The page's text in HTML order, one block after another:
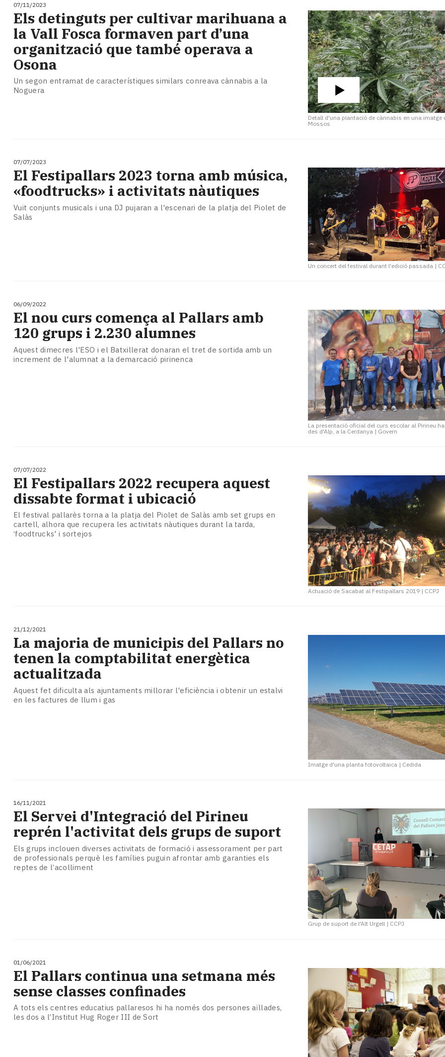
07/11/2023
Detall d'una plantació de cànnabis en una imatge
Mossos
Els detinguts per cultivar marihuana a
la Vall Fosca formaven part d’una
organització que també operava a
Osona
Un segon entramat de característiques similars conreava cànnabis a la
Noguera
07/07/2023
Un concert del festival durant l'edició passada |
El Festipallars 2023 torna amb música,
«foodtrucks» i activitats nàutiques
Vuit conjunts musicals i una DJ pujaran a l'escenari de la platja del Piolet de
Salàs
06/09/2022
La presentació oficial del curs escolar al Pirineu
des d'Alp, a la Cerdanya | Govern
El nou curs comença al Pallars amb
120 grups i 2.230 alumnes
Aquest dimecres l'ESO i el Batxillerat donaran el tret de sortida amb un
increment de l'alumnat a la demarcació pirinenca
07/07/2022
Actuació de Sacabat al Festipallars 2019 | CCPJ
El Festipallars 2022 recupera aquest
dissabte format i ubicació
El festival pallarès torna a la platja del Piolet de Salàs amb set grups en
cartell, alhora que recupera les activitats nàutiques durant la tarda,
‘foodtrucks' i sortejos
21/12/2021
Imatge d'una planta fotovoltaica | Cedida
La majoria de municipis del Pallars no
tenen la comptabilitat energètica
actualitzada
Aquest fet dificulta als ajuntaments millorar l'eficiència i obtenir un estalvi
en les factures de llum i gas
16/11/2021
Grup de suport de l'Alt Urgell | CCPJ
El Servei d'Integració del Pirineu
reprén l'activitat dels grups de suport
Els grups inclouen diverses activitats de formació i assessorament per part
de professionals perquè les famílies puguin afrontar amb garanties els
reptes de l’acolliment
01/06/2021
El Pallars continua una setmana més
sense classes confinades
A tots els centres educatius pallaresos hi ha només dos persones aïllades,
les dos a l’Institut Hug Roger III de Sort